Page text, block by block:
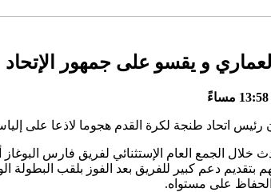
و يقسو على جمهور الإتحاد
اتحاد طنجة لكرة القدم هجوما لاذعا على
خلال الجمع العام الإستثنائي لفريق فارس
بتقديم دعم كبير للفريق بعد الفوز بلقب
على مستواه.